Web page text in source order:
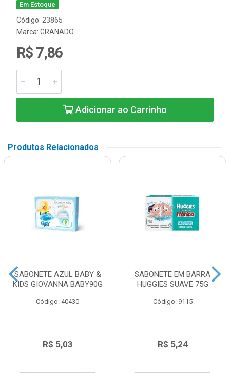
Em Estoque
Código: 23865
Marca: GRANADO
R$ 7,86
Adicionar ao Carrinho
Produtos Relacionados
SABONETE AZUL BABY &
KIDS GIOVANNA BABY90G
Código: 40430
R$ 5,03
SABONETE EM BARRA
HUGGIES SUAVE 75G
Código: 9115
R$ 5,24